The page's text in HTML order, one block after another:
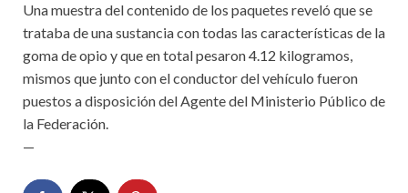
Una muestra del contenido de los paquetes reveló que se
trataba de una sustancia con todas las características de la
goma de opio y que en total pesaron 4.12 kilogramos,
mismos que junto con el conductor del vehículo fueron
puestos a disposición del Agente del Ministerio Público de
la Federación.
—